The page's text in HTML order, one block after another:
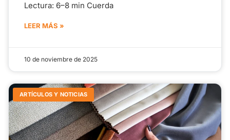
Lectura: 6–8 min Cuerda
LEER MÁS »
10 de noviembre de 2025
ARTÍCULOS Y NOTICIAS